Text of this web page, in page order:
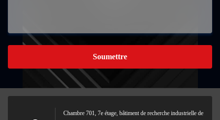
Soumettre
Chambre 701, 7e étage, bâtiment de recherche industrielle de